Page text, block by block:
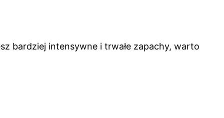
bardziej intensywne i trwałe zapachy, warto